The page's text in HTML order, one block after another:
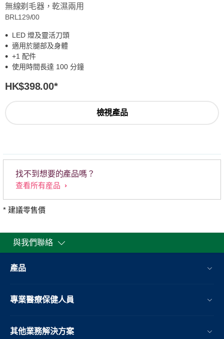
無線剃毛器，乾濕兩用
BRL129/00
LED 燈及靈活刀頭
適用於腿部及身體
+1 配件
使用時間長達 100 分鐘
HK$398.00*
檢視產品
找不到想要的產品嗎？
查看所有産品
* 建議零售價
與我們聯絡
產品
專業醫療保健人員
其他業務解決方案​